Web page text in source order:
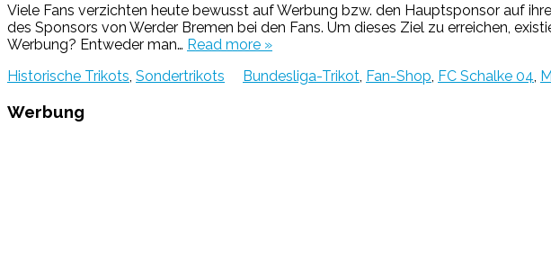
Viele Fans verzichten heute bewusst auf Werbung bzw. den Hauptsponsor auf
des Sponsors von Werder Bremen bei den Fans. Um dieses Ziel zu erreichen,
Werbung? Entweder man… Read more »
Historische Trikots, Sondertrikots Bundesliga-Trikot, Fan-Shop, FC Schalke 04,
Werbung